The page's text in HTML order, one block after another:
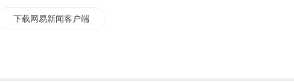
下载网易新闻客户端